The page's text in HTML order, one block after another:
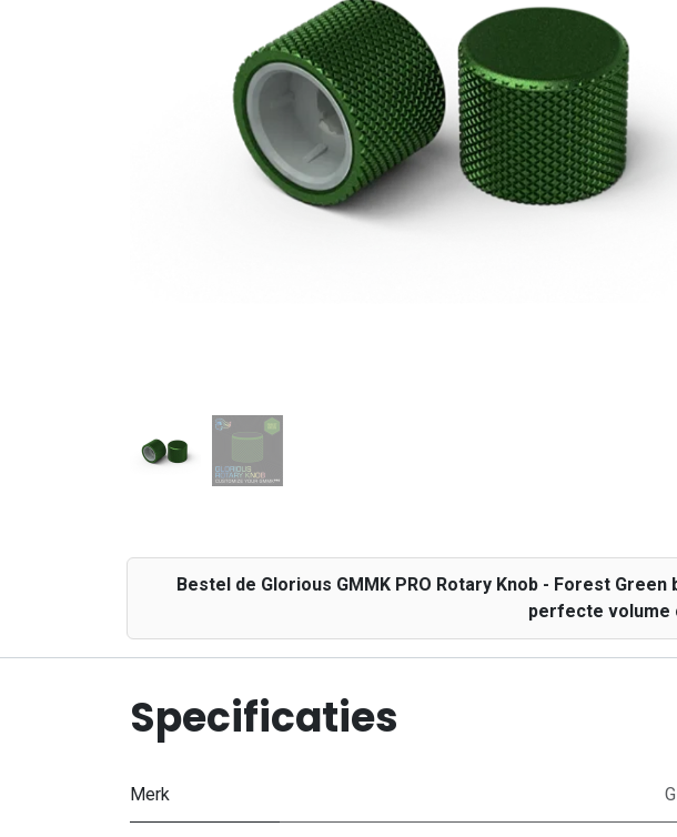
Bestel de Glorious GMMK PRO Rotary Knob - Forest
perfecte volume
Specificaties
Merk